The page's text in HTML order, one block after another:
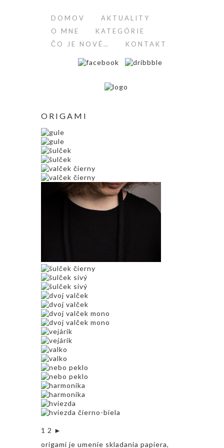
DOMOV
AKTUALITY
O MNE
KATEGÓRIE
ČO JE NOVÉ…
KONTAKT
ORIGAMI
1 2 ►
origami je umenie skladania papiera,